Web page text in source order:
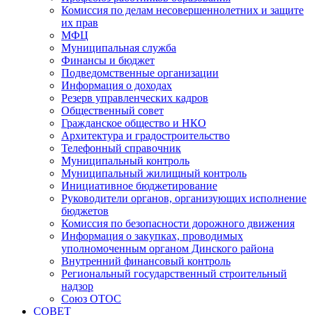
Комиссия по делам несовершеннолетних и защите
их прав
МФЦ
Муниципальная служба
Финансы и бюджет
Подведомственные организации
Информация о доходах
Резерв управленческих кадров
Общественный совет
Гражданское общество и НКО
Архитектура и градостроительство
Телефонный справочник
Муниципальный контроль
Муниципальный жилищный контроль
Инициативное бюджетирование
Руководители органов, организующих исполнение
бюджетов
Комиссия по безопасности дорожного движения
Информация о закупках, проводимых
уполномоченным органом Динского района
Внутренний финансовый контроль
Региональный государственный строительный
надзор
Союз ОТОС
СОВЕТ